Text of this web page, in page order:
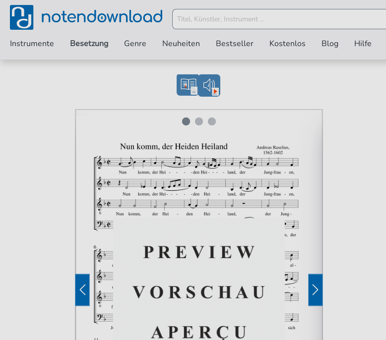
Instrumente Besetzung Genre Neuheiten Bestseller Kostenlos Blog Hilfe